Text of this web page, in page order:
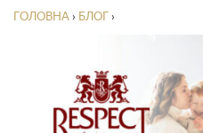
ГОЛОВНА › БЛОГ ›